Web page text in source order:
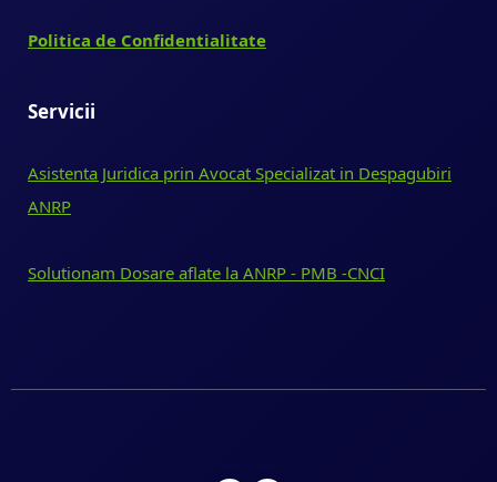
Politica de Confidentialitate
Servicii
Asistenta Juridica prin Avocat Specializat in Despagubiri
ANRP
Solutionam Dosare aflate la ANRP - PMB -CNCI